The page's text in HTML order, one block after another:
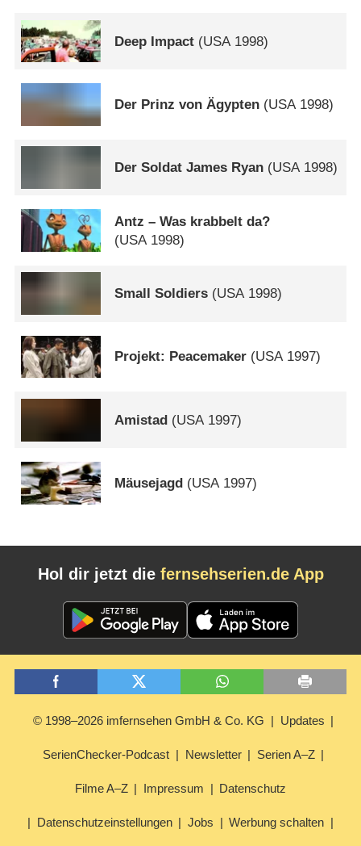
Deep Impact (USA 1998)
Der Prinz von Ägypten (USA 1998)
Der Soldat James Ryan (USA1998)
Antz – Was krabbelt da?
(USA 1998)
Small Soldiers (USA1998)
Projekt: Peacemaker (USA1997)
Amistad (USA 1997)
Mäusejagd (USA1997)
Hol dir jetzt die fernsehserien.de App
© 1998–2026 imfernsehen GmbH & Co. KG Updates
SerienChecker-Podcast Newsletter Serien A–Z
Filme A–Z Impressum Datenschutz
Datenschutzeinstellungen Jobs Werbung schalten